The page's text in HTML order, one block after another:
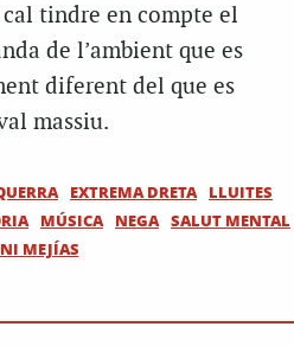
tindre en compte el
de l’ambient que es
diferent del que es
massiu.
EXTREMA DRETA
LLUITES
MÚSICA NEGA SALUT MENTAL
MEJÍAS